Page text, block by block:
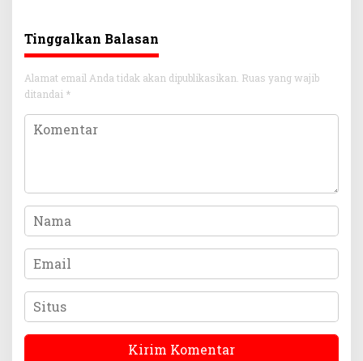
Tinggalkan Balasan
Alamat email Anda tidak akan dipublikasikan. Ruas yang wajib
ditandai *